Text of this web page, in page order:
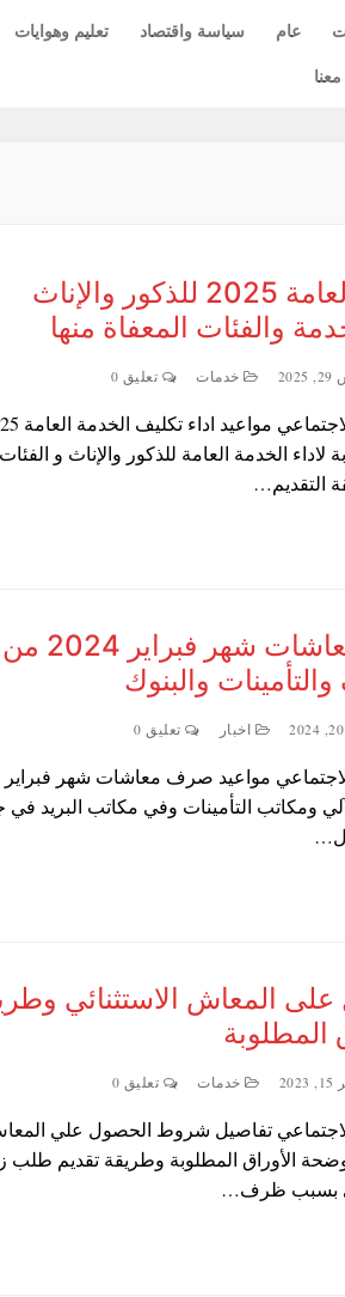
عام سياسة واقتصاد تعليم وهوايات
تكليف الخدمة العامة 2025 للذكور والإناث
والفئات المعفاة منها
خدمات تعليق 0
حددت وزارة التضامن
الخدمة العامة للذكور والإناث و الفئات
التقديم…
مواعيد صرف معاشات شهر فبراير 2024 من
والبنوك
اخبار تعليق 0
ومكاتب التأمينات وفي مكاتب البريد في
المعاش الاستثنائي
المطلوبة
خدمات تعليق 0
تفاصيل شروط الحصول علي
الأوراق المطلوبة وطريقة تقديم طلب
بسبب ظرف…